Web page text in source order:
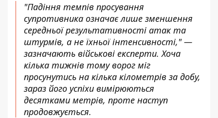
"Падіння темпів просування
супротивника означає лише зменшення
середньої результативності атак та
штурмів, а не їхньої інтенсивності," —
зазначають військові експерти. Хоча
кілька тижнів тому ворог міг
просунутись на кілька кілометрів за добу,
зараз його успіхи вимірюються
десятками метрів, проте наступ
продовжується.